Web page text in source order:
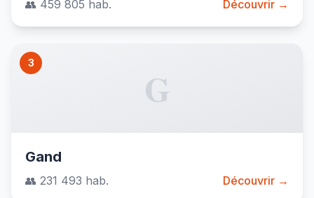
👥 459 805 hab. Découvrir →
3
G
Gand
👥 231 493 hab. Découvrir →